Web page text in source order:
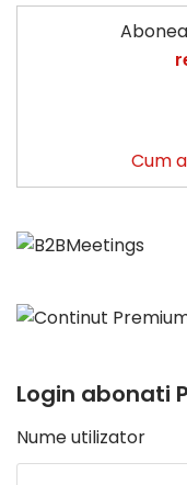
Cum
Login abonati
Nume utilizator